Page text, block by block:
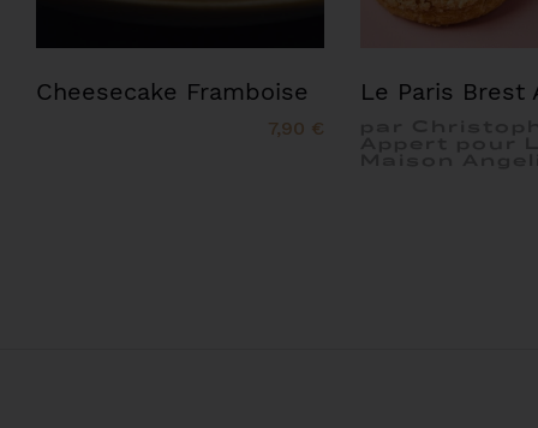
Cheesecake Framboise
7,90 €
Le Paris Brest